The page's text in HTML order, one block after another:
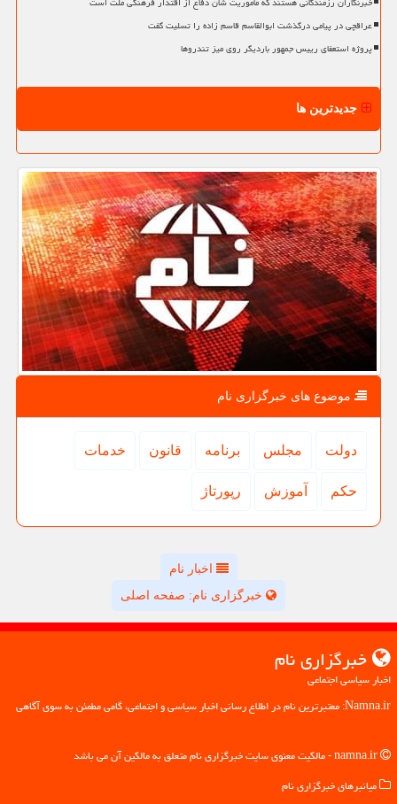
عراقچی در پیامی درگذشت ابوالقاسم قاسم زاده را تسلیت گفت
پروژه استعفای رییس جمهور باردیگر روی میز تندروها
جدیدترین ها
موضوع های خبرگزاری نام
دولت مجلس برنامه قانون خدمات
حكم آموزش رپورتاژ
اخبار نام
خبرگزاری نام: صفحه اصلی
خبرگزاری نام
اخبار سیاسی اجتماعی
Namna.ir: معتبرترین نام در اطلاع رسانی اخبار سیاسی و اجتماعی، گامی مطمئن به سوی آگاهی
میانبرهای خبرگزاری نام